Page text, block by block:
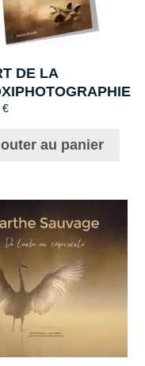
DE LA
€
au panier